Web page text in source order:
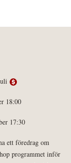
18:00
17:30
ett föredrag om
programmet inför